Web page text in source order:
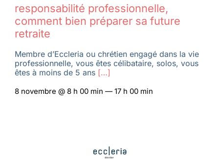
responsabilité professionnelle,
comment bien préparer sa future
retraite
Membre d’Eccleria ou chrétien engagé dans la vie
professionnelle, vous êtes célibataire, solos, vous
êtes à moins de 5 ans[…]
8 novembre @ 8 h 00 min — 17 h 00 min